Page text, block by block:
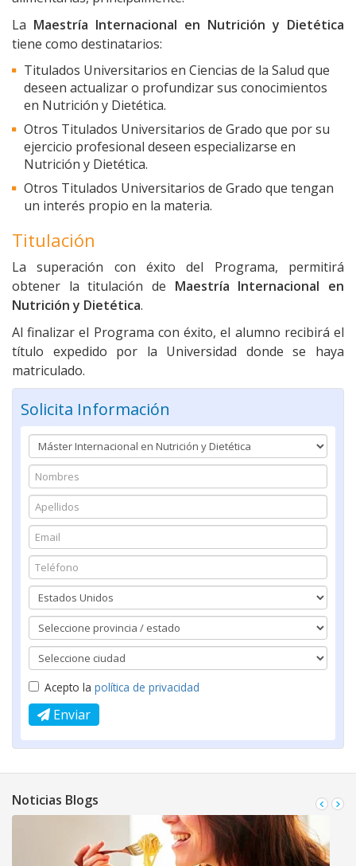
La Maestría Internacional en Nutrición y Dietética
tiene como destinatarios:
Titulados Universitarios en Ciencias de la Salud que
deseen actualizar o profundizar sus conocimientos
en Nutrición y Dietética.
Otros Titulados Universitarios de Grado que por su
ejercicio profesional deseen especializarse en
Nutrición y Dietética.
Otros Titulados Universitarios de Grado que tengan
un interés propio en la materia.
Titulación
La superación con éxito del Programa, permitirá
obtener la titulación de Maestría Internacional en
Nutrición y Dietética.
Al finalizar el Programa con éxito, el alumno recibirá el
título expedido por la Universidad donde se haya
matriculado.
Solicita Información
Acepto la política de privacidad
Enviar
Noticias Blogs